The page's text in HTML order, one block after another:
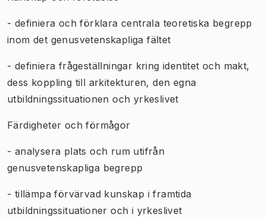
- definiera och förklara centrala teoretiska begrepp
inom det genusvetenskapliga fältet
- definiera frågeställningar kring identitet och makt,
dess koppling till arkitekturen, den egna
utbildningssituationen och yrkeslivet
Färdigheter och förmågor
- analysera plats och rum utifrån
genusvetenskapliga begrepp
- tillämpa förvärvad kunskap i framtida
utbildningssituationer och i yrkeslivet